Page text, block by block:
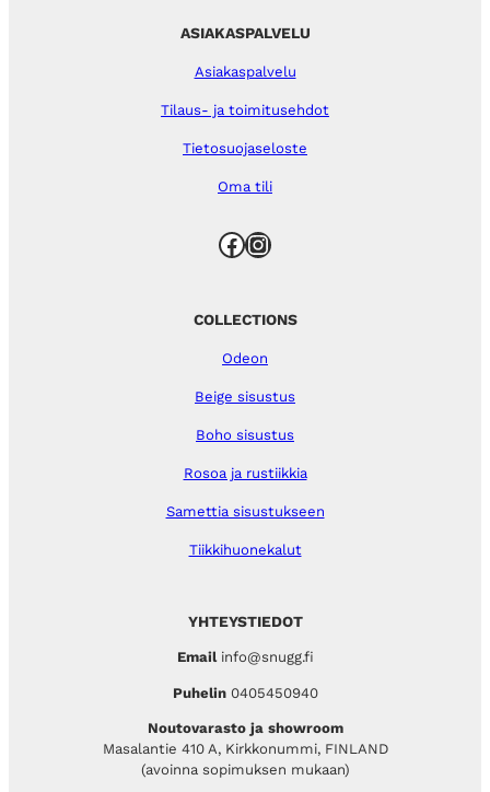
ASIAKASPALVELU
Asiakaspalvelu
Tilaus- ja toimitusehdot
Tietosuojaseloste
Oma tili
Facebook Instagram
YHTEYSTIEDOT
Emailinfo@snugg.fi
Puhelin 0405450940
Noutovarasto ja showroom
Masalantie 410 A, Kirkkonummi, FINLAND
(avoinna sopimuksen mukaan)
COLLECTIONS
Odeon
Beige sisustus
Boho sisustus
Rosoa ja rustiikkia
Samettia sisustukseen
Tiikkihuonekalut